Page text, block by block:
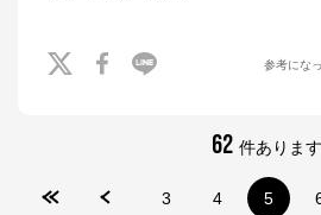
参考にな
62 件あります
3 4 5